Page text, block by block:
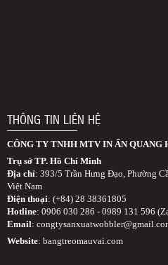
THÔNG TIN LIÊN HỆ
CÔNG TY TNHH MTV IN ẤN QUANG
Trụ sở TP. Hồ Chí Minh
Địa chỉ: 393/5 Trần Hưng Đạo, Phường
Việt Nam
Điện thoại: (+84) 28 38361805
Hotline: 0906 030 286 - 0989 131 596
Email:
Website: bangtreomauvai.com